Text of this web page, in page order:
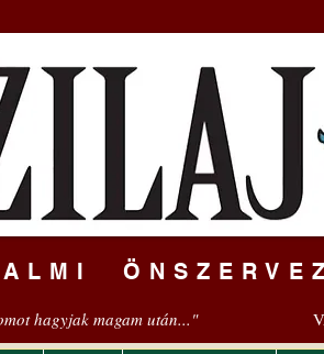
hagyjak magam után..."